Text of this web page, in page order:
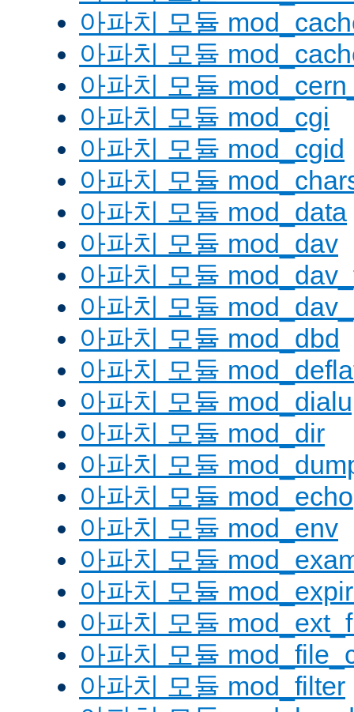
아파치 모듈
아파치 모듈
아파치 모듈
아파치 모듈 mod_cgi
아파치 모듈 mod_cgid
아파치 모듈
아파치 모듈 mod_data
아파치 모듈 mod_dav
아파치 모듈
아파치 모듈
아파치 모듈 mod_dbd
아파치 모듈
아파치 모듈
아파치 모듈 mod_dir
아파치 모듈
아파치 모듈 mod_echo
아파치 모듈 mod_env
아파치 모듈
아파치 모듈
아파치 모듈
아파치 모듈
아파치 모듈 mod_filter